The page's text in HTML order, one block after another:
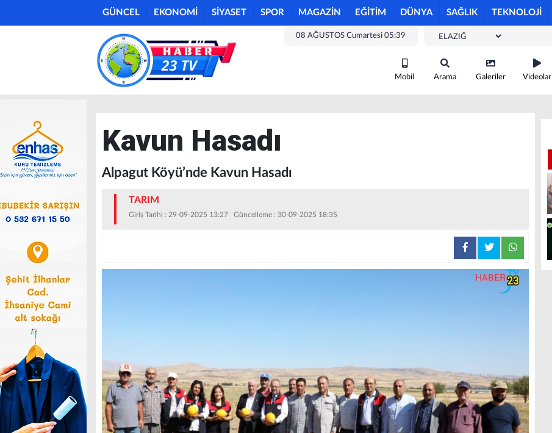
GÜNCEL EKONOMİ SİYASET SPOR MAGAZİN EĞİTİM DÜNYA SAĞLIK TEKNOLOJİ
08 AĞUSTOS Cumartesi 05:39
Mobil Arama Galeriler Videolar
Kavun Hasadı
Alpagut Köyü’nde Kavun Hasadı
TARIM
Giriş Tarihi : 29-09-2025 13:27 Güncelleme : 30-09-2025 18:35